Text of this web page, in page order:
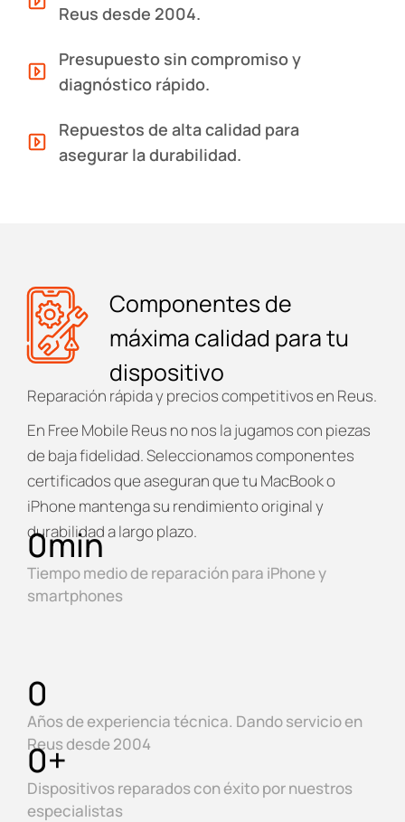
Reus desde 2004.
Presupuesto sin compromiso y
diagnóstico rápido.
Repuestos de alta calidad para
asegurar la durabilidad.
Componentes de
máxima calidad para tu
dispositivo
Reparación rápida y precios competitivos en Reus.
En Free Mobile Reus no nos la jugamos con piezas
de baja fidelidad. Seleccionamos componentes
certificados que aseguran que tu MacBook o
iPhone mantenga su rendimiento original y
durabilidad a largo plazo.
Tiempo medio de reparación para iPhone y
smartphones
0min
Años de experiencia técnica. Dando servicio en
Reus desde 2004
0
Dispositivos reparados con éxito por nuestros
especialistas
0+